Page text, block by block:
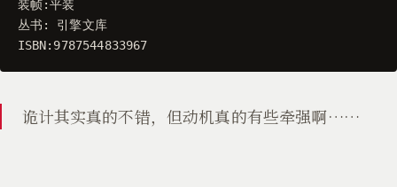
装帧:平装
丛书 :
引擎文库
ISBN: 9787544833967
诡计其实真的不错，但动机真的有些牵强啊……